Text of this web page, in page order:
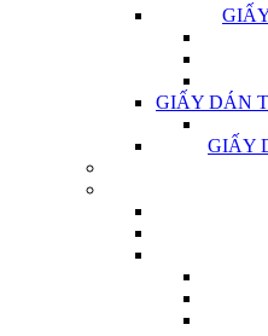
GIẤY DÁN
GIẤY